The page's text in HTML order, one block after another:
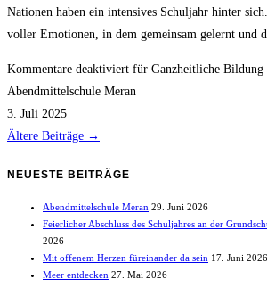
Nationen haben ein intensives Schuljahr hinter
voller Emotionen, in dem gemeinsam gelernt und
Kommentare deaktiviert für Ganzheitliche Bildung
Abendmittelschule Meran
3. Juli 2025
Ältere Beiträge →
NEUESTE BEITRÄGE
Abendmittelschule Meran 29. Juni 2026
Feierlicher Abschluss des Schuljahres an der
2026
Mit offenem Herzen füreinander da sein 17. Juni 2026
Meer entdecken 27. Mai 2026